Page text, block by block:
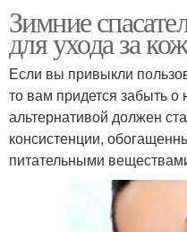
Зимние
для ухода за
Если вы привыкли
то вам придется забыть
альтернативой должен
консистенции,
питательными